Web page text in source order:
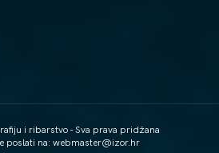
i ribarstvo - Sva prava pridžana
poslati na: webmaster@izor.hr